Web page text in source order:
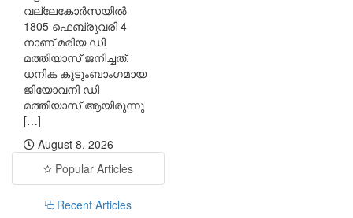
വല്ലേകോര്‍സയില്‍
1805 ഫെബ്രുവരി 4
നാണ് മരിയ ഡി
മത്തിയാസ് ജനിച്ചത്.
ധനിക കുടുംബാംഗമായ
ജിയോവനി ഡി
മത്തിയാസ് ആയിരുന്നു
[…]
August 8, 2026
Popular Articles
Recent Articles